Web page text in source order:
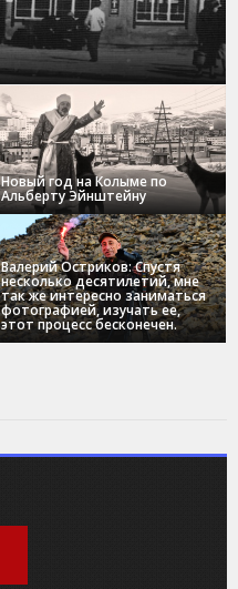
Новый год на Колыме по
Альберту Эйнштейну
Валерий Остриков: Спустя
несколько десятилетий, мне
так же интересно заниматься
фотографией, изучать ее,
этот процесс бесконечен.